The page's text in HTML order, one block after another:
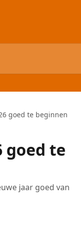
goed te beginnen
goed te
jaar goed van